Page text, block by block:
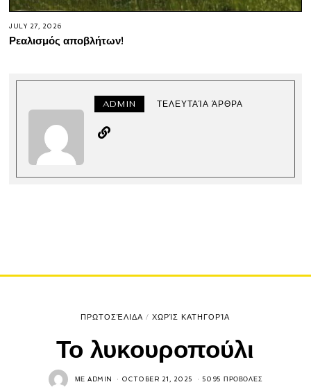
JULY 27, 2026
Ρεαλισμός αποβλήτων!
ADMIN ΤΕΛΕΥΤΑΊΑ ΆΡΘΡΑ
ΠΡΩΤΟΣΈΛΙΔΑ / ΧΩΡΊΣ ΚΑΤΗΓΟΡΊΑ
Το λυκουροπούλι
ΜΕADMIN OCTOBER 21, 2025 5095 ΠΡΟΒΟΛΈΣ